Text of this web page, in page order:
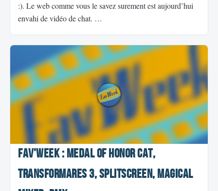
:). Le web comme vous le savez surement est aujourd’hui
envahi de vidéo de chat. …
Fav'Week : Medal of Honor Cat,
Transformares 3, Splitscreen, Magical